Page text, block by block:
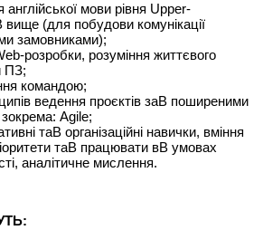
англійської мови рівня Upper-
вище (для побудови комунікації
замовниками);
розробки, розуміння життєвого
ПЗ;
командою;
ведення проєктів заВ поширеними
Agile;
таВ організаційні навички, вміння
таВ працювати вВ умовах
аналітичне мислення.